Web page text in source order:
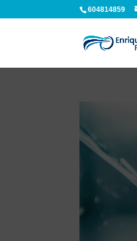
604814859